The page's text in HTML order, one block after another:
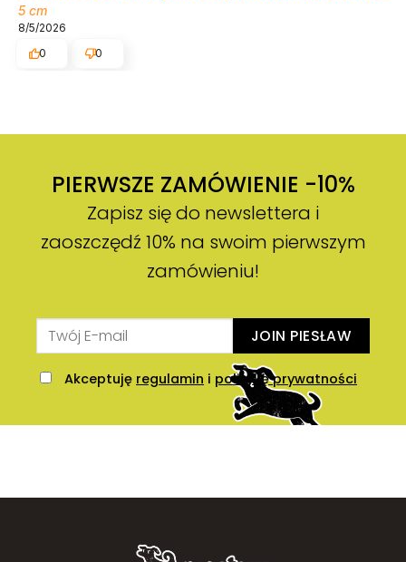
5 cm
8/5/2026
0
0
PIERWSZE ZAMÓWIENIE -10%
Zapisz się do newslettera i
zaoszczędź 10% na swoim pierwszym
zamówieniu!
JOIN PIESŁAW
Akceptuję regulamin i politykę prywatności